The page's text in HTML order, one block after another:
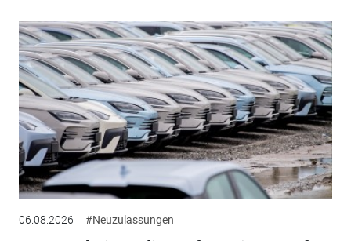
06.08.2026 #Neuzulassungen